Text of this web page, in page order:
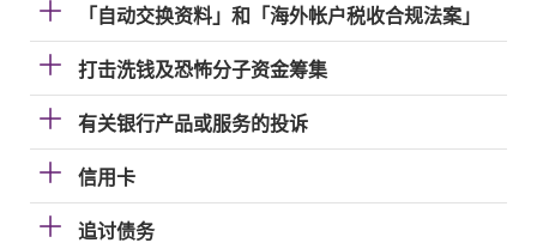
「自动交换资料」和「海外帐户税收合规法案」
打击洗钱及恐怖分子资金筹集
有关银行产品或服务的投诉
信用卡
追讨债务